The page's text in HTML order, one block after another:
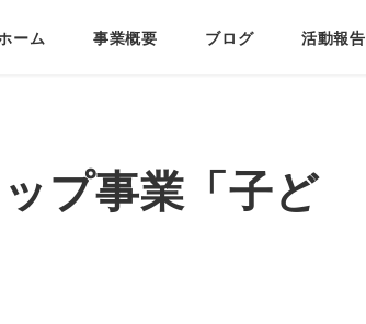
ーム 事業概要 ブログ 活動報告
プ事業「子ど